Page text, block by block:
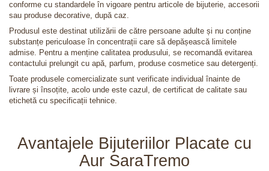
conforme cu standardele în vigoare pentru articole de bijuterie, accesorii
sau produse decorative, după caz.
Produsul este destinat utilizării de către persoane adulte și nu conține
substanțe periculoase în concentrații care să depășească limitele
admise. Pentru a menține calitatea produsului, se recomandă evitarea
contactului prelungit cu apă, parfum, produse cosmetice sau detergenți.
Toate produsele comercializate sunt verificate individual înainte de
livrare și însoțite, acolo unde este cazul, de certificat de calitate sau
etichetă cu specificații tehnice.
Avantajele Bijuteriilor Placate cu
Aur SaraTremo